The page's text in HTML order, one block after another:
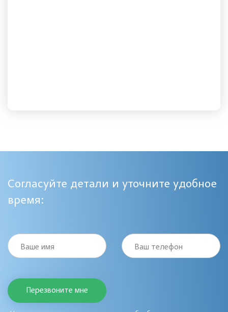
Согласуйте детали и уточните удобное
время:
Ваше имя Ваш телефон